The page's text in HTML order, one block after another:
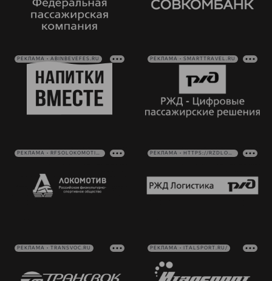
РЕКЛАМА • ABINBEVEFES.RU РЕКЛАМА • SMARTTRAVEL.RU
РЕКЛАМА • RFSOLOKOMOTIV.RU РЕКЛАМА • HTTPS://RZDLOG.RU/
РЕКЛАМА • TRANSVOC.RU РЕКЛАМА • ITALSPORT.RU/